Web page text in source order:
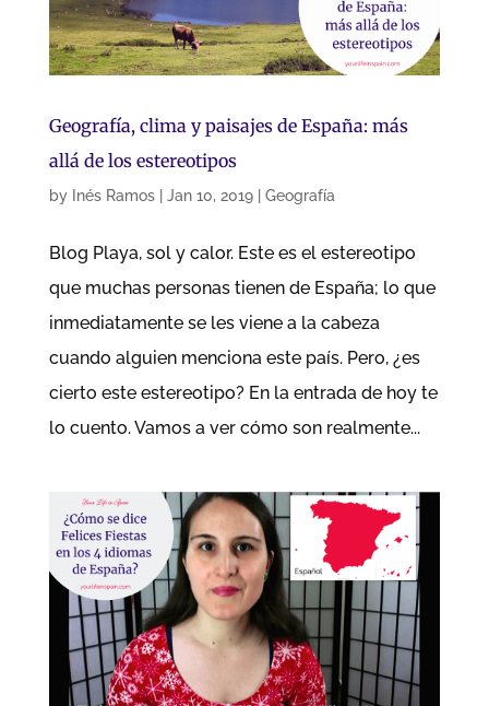
Geografía, clima y paisajes de España: más
allá de los estereotipos
by Inés Ramos| Jan 10, 2019| Geografía
Blog Playa, sol y calor. Este es el estereotipo
que muchas personas tienen de España; lo que
inmediatamente se les viene a la cabeza
cuando alguien menciona este país. Pero, ¿es
cierto este estereotipo? En la entrada de hoy te
lo cuento. Vamos a ver cómo son realmente...